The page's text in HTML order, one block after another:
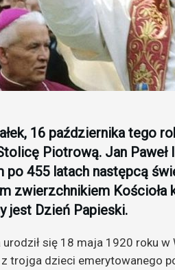
16 października tego
Piotrową. Jan
po 455 latach następcą
zwierzchnikiem
jest Dzień Papieski.
urodził się 18 maja 1920 roku
trojga dzieci emerytowanego